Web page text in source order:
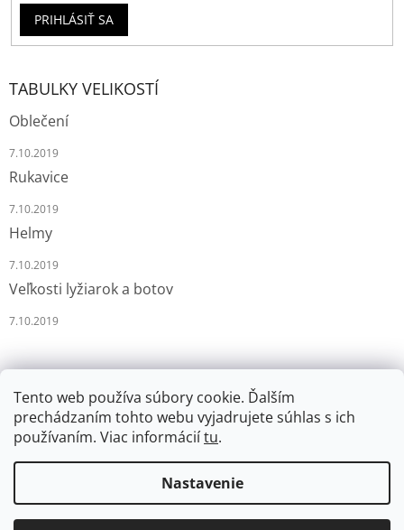
Tento web používa súbory cookie. Ďalším
prechádzaním tohto webu vyjadrujete súhlas s ich
používaním. Viac informáciítu.
Nastavenie
PRIHLÁSIŤ SA
TABULKY VELIKOSTÍ
Oblečení
7.10.2019
Rukavice
7.10.2019
Helmy
7.10.2019
Veľkosti lyžiarok a botov
7.10.2019